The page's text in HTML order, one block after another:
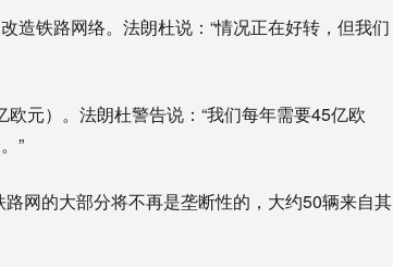
造铁路网络。法朗杜说：“情况正在好转，但我们
元）。法朗杜警告说：“我们每年需要45亿欧
”
网的大部分将不再是垄断性的，大约50辆来自其